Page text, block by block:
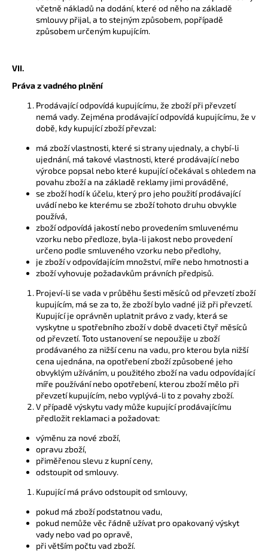
včetně nákladů na dodání, které od něho na základě
smlouvy přijal, a to stejným způsobem, popřípadě
způsobem určeným kupujícím.
VII.
Práva z vadného plnění
Prodávající odpovídá kupujícímu, že zboží při převzetí
nemá vady. Zejména prodávající odpovídá kupujícímu, že v
době, kdy kupující zboží převzal:
má zboží vlastnosti, které si strany ujednaly, a chybí-li
ujednání, má takové vlastnosti, které prodávající nebo
výrobce popsal nebo které kupující očekával s ohledem na
povahu zboží a na základě reklamy jimi prováděné,
se zboží hodí k účelu, který pro jeho použití prodávající
uvádí nebo ke kterému se zboží tohoto druhu obvykle
používá,
zboží odpovídá jakostí nebo provedením smluvenému
vzorku nebo předloze, byla-li jakost nebo provedení
určeno podle smluveného vzorku nebo předlohy,
je zboží v odpovídajícím množství, míře nebo hmotnosti a
zboží vyhovuje požadavkům právních předpisů.
Projeví-li se vada v průběhu šesti měsíců od převzetí zboží
kupujícím, má se za to, že zboží bylo vadné již při převzetí.
Kupující je oprávněn uplatnit právo z vady, která se
vyskytne u spotřebního zboží v době dvaceti čtyř měsíců
od převzetí. Toto ustanovení se nepoužije u zboží
prodávaného za nižší cenu na vadu, pro kterou byla nižší
cena ujednána, na opotřebení zboží způsobené jeho
obvyklým užíváním, u použitého zboží na vadu odpovídající
míře používání nebo opotřebení, kterou zboží mělo při
převzetí kupujícím, nebo vyplývá-li to z povahy zboží.
V případě výskytu vady může kupující prodávajícímu
předložit reklamaci a požadovat:
výměnu za nové zboží,
opravu zboží,
přiměřenou slevu z kupní ceny,
odstoupit od smlouvy.
Kupující má právo odstoupit od smlouvy,
pokud má zboží podstatnou vadu,
pokud nemůže věc řádně užívat pro opakovaný výskyt
vady nebo vad po opravě,
při větším počtu vad zboží.